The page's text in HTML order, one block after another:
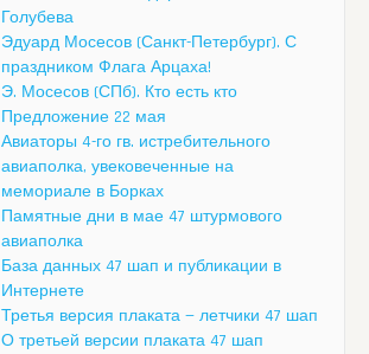
Голубева
Эдуард Мосесов (Санкт-Петербург). С
праздником Флага Арцаха!
Э. Мосесов (СПб). Кто есть кто
Предложение 22 мая
Авиаторы 4-го гв. истребительного
авиаполка, увековеченные на
мемориале в Борках
Памятные дни в мае 47 штурмового
авиаполка
База данных 47 шап и публикации в
Интернете
Третья версия плаката — летчики 47 шап
О третьей версии плаката 47 шап